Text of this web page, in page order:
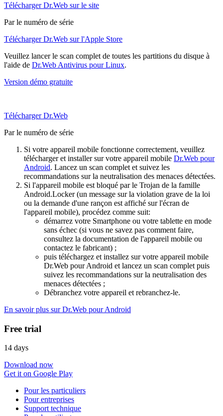
Télécharger Dr.Web sur le site
Par le numéro de série
Télécharger Dr.Web sur l'Apple Store
Veuillez lancer le scan complet de toutes les partitions du disque à
l'aide de Dr.Web Antivirus pour Linux.
Version démo gratuite
Télécharger Dr.Web
Par le numéro de série
Si votre appareil mobile fonctionne correctement, veuillez
télécharger et installer sur votre appareil mobile Dr.Web pour
Android. Lancez un scan complet et suivez les
recommandations sur la neutralisation des menaces détectées.
Si l'appareil mobile est bloqué par le Trojan de la famille
Android.Locker (un message sur la violation grave de la loi
ou la demande d'une rançon est affiché sur l'écran de
l'appareil mobile), procédez comme suit:
démarrez votre Smartphone ou votre tablette en mode
sans échec (si vous ne savez pas comment faire,
consultez la documentation de l'appareil mobile ou
contactez le fabricant) ;
puis téléchargez et installez sur votre appareil mobile
Dr.Web pour Android et lancez un scan complet puis
suivez les recommandations sur la neutralisation des
menaces détectées ;
Débranchez votre appareil et rebranchez-le.
En savoir plus sur Dr.Web pour Android
Free trial
14 days
Download now
Get it on Google Play
Pour les particuliers
Pour entreprises
Support technique